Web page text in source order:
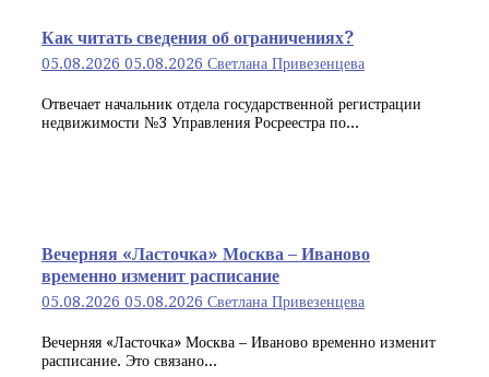
Как читать сведения об ограничениях?
05.08.2026 05.08.2026 Светлана Привезенцева
Отвечает начальник отдела государственной регистрации
недвижимости №3 Управления Росреестра по...
Вечерняя «Ласточка» Москва – Иваново
временно изменит расписание
05.08.2026 05.08.2026 Светлана Привезенцева
Вечерняя «Ласточка» Москва – Иваново временно изменит
расписание. Это связано...